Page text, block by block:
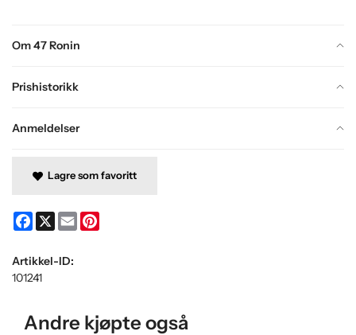
Om 47 Ronin
Prishistorikk
Anmeldelser
Lagre som favoritt
Facebook
X Email
Artikkel-ID:
101241
Andre kjøpte også